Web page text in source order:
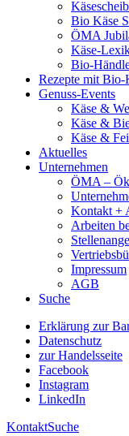
Bio Käse
ÖMA
Käse-
Bio-
Rezepte mit Bio-
Genuss-Events
Käse &
Käse &
Käse &
Aktuelles
Unternehmen
ÖMA –
Kontakt +
Arbeiten
Impressum
AGB
Suche
Erklärung zur
Datenschutz
zur Handelsseite
Facebook
Instagram
LinkedIn
KontaktSuche